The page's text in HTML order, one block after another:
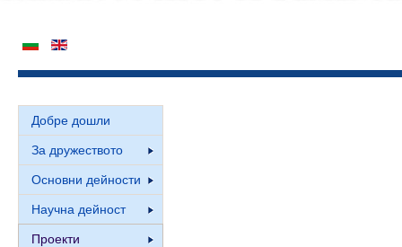
Добре дошли
За дружеството
Основни дейности
Научна дейност
Проекти